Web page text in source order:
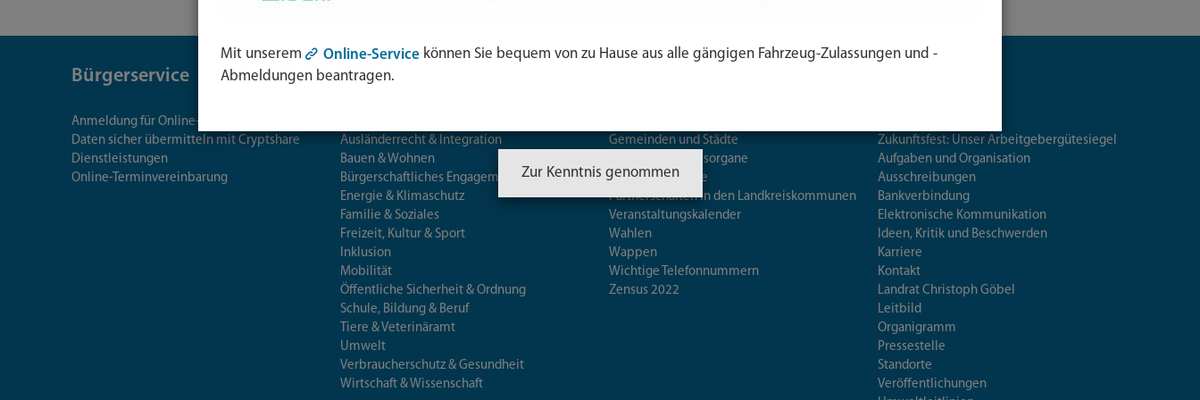
Bürgerservice
Anmeldung für Online-Services
Daten sicher übermitteln mit Cryptshare
Dienstleistungen
Online-Terminvereinbarung
Themen
Ausländerrecht & Integration
Bauen & Wohnen
Bürgerschaftliches Engagement
Energie & Klimaschutz
Familie & Soziales
Freizeit, Kultur & Sport
Inklusion
Mobilität
Öffentliche Sicherheit & Ordnung
Schule, Bildung & Beruf
Tiere & Veterinäramt
Umwelt
Verbraucherschutz & Gesundheit
Wirtschaft & Wissenschaft
Gemeinden und Städte
Kreistag und Kreisorgane
Partnerlandkreise
Partnerschaften in den Landkreiskommunen
Veranstaltungskalender
Wahlen
Wappen
Wichtige Telefonnummern
Zensus 2022
Zukunftsfest: Unser Arbeitgebergütesiegel
Aufgaben und Organisation
Ausschreibungen
Bankverbindung
Elektronische Kommunikation
Ideen, Kritik und Beschwerden
Karriere
Kontakt
Landrat Christoph Göbel
Leitbild
Organigramm
Pressestelle
Standorte
Veröffentlichungen
Mit unserem Online-Service können Sie bequem von zu Hause aus alle gängigen Fahrzeug-Zulassungen und -
Abmeldungen beantragen.
Zur Kenntnis genommen